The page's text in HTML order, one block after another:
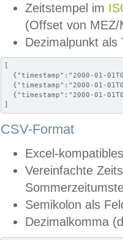
Zeitstempel im
(Offset von MEZ/
Dezimalpunkt als
[
{"timestamp":"2000-01-
{"timestamp":"2000-01-
{"timestamp":"2000-01-
]
CSV-Format
Excel-
Vereinfachte
Semikolon als
Dezimalkomma